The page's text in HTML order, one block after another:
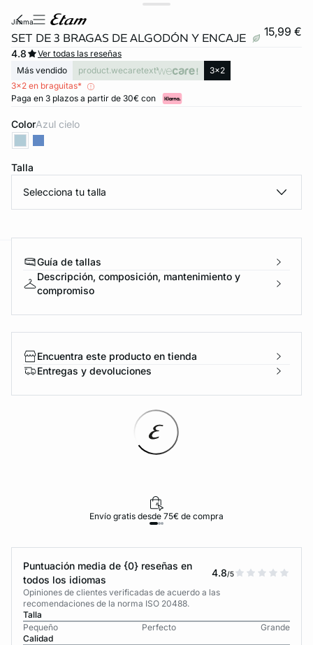
jimma
SET DE 3 BRAGAS DE ALGODÓN Y ENCAJE 15,99 €
4.8
Ver todas las reseñas
Más vendido
product.wecaretext
3x2
3x2 en braguitas*
Paga en 3 plazos a partir de 30€ con
Color azul cielo
Talla
Selecciona tu talla
Guía de tallas
Descripción, composición, mantenimiento y
compromiso
Encuentra este producto en tienda
Entregas y devoluciones
Envío gratis desde 75€ de compra
Puntuación media de {0} reseñas en
todos los idiomas
4.8/5
Opiniones de clientes verificadas de acuerdo a las
recomendaciones de la norma ISO 20488.
Talla
Pequeño
Perfecto
Grande
Calidad